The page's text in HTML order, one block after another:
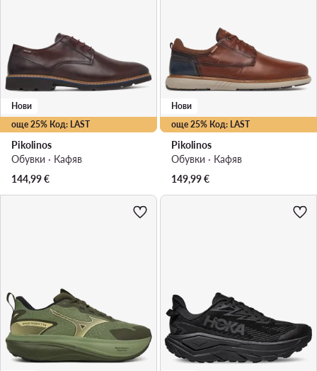
още 25% Код: LAST
Нови
Pikolinos
Обувки · Кафяв
144,99€
още 25% Код: LAST
Нови
Pikolinos
Обувки · Кафяв
149,99€